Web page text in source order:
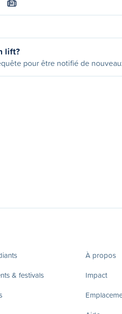
M
lift?
pour être notifié de
& festivals
À propos
Impact